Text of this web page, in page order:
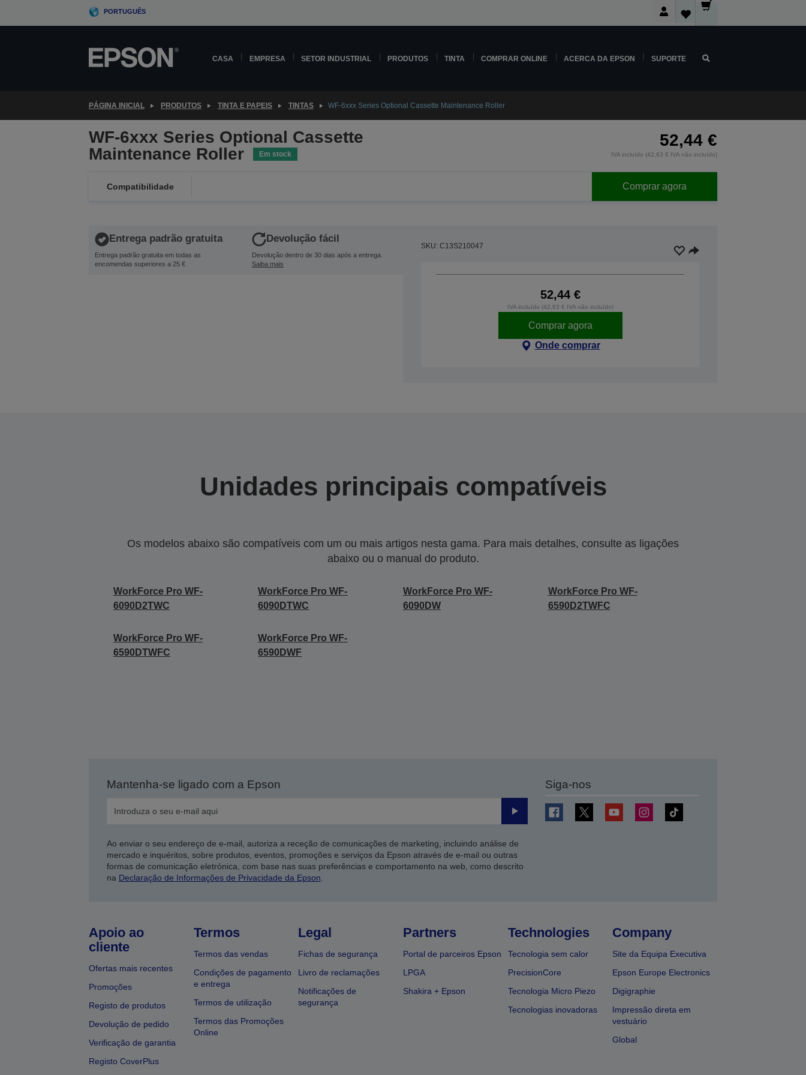
PORTUGUÊS
CASA EMPRESA SETOR INDUSTRIAL PRODUTOS TINTA COMPRAR ONLINE ACERCA DA EPSON SUPORTE
PÁGINA INICIAL PRODUTOS TINTA E PAPEIS TINTAS WF-6xxx Series Optional Cassette Maintenance Roller
WF-6xxx Series Optional Cassette
Maintenance Roller
Em stock
52,44 €
IVA incluído (42,63 € IVA não incluído)
Compatibilidade Comprar agora
Entrega padrão gratuita
Entrega padrão gratuita em todas as
encomendas superiores a 25 €
Devolução fácil
Devolução dentro de 30 dias após a entrega.
Saiba mais
SKU: C13S210047
52,44 €
IVA incluído (42,63 € IVA não incluído)
Comprar agora
Onde comprar
Unidades principais compatíveis
Os modelos abaixo são compatíveis com um ou mais artigos nesta gama. Para mais detalhes, consulte as ligações
abaixo ou o manual do produto.
WorkForce Pro WF-
6090D2TWC
WorkForce Pro WF-
6090DTWC
WorkForce Pro WF-
6090DW
WorkForce Pro WF-
6590D2TWFC
WorkForce Pro WF-
6590DTWFC
WorkForce Pro WF-
6590DWF
Mantenha-se ligado com a Epson
Enviar
Ao enviar o seu endereço de e-mail, autoriza a receção de comunicações de marketing, incluindo análise de
mercado e inquéritos, sobre produtos, eventos, promoções e serviços da Epson através de e-mail ou outras
formas de comunicação eletrónica, com base nas suas preferências e comportamento na web, como descrito
na Declaração de Informações de Privacidade da Epson
Siga-nos
Apoio ao
cliente
Ofertas mais recentes
Promoções
Registo de produtos
Devolução de pedido
Verificação de garantia
Registo CoverPlus
Termos
Termos das vendas
Condições de pagamento
e entrega
Termos de utilização
Termos das Promoções
Online
Legal
Fichas de segurança
Livro de reclamações
Notificações de
segurança
Partners
Portal de parceiros Epson
LPGA
Shakira + Epson
Technologies
Tecnologia sem calor
PrecisionCore
Tecnologia Micro Piezo
Tecnologias inovadoras
Company
Site da Equipa Executiva
Epson Europe Electronics
Digigraphie
Impressão direta em
vestuário
Global